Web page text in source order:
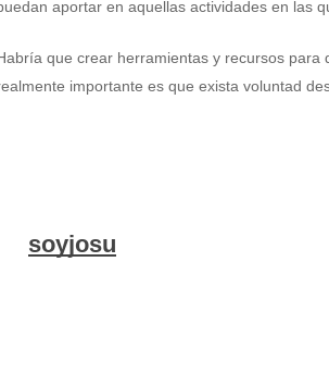
aportar en aquellas actividades en las
que crear herramientas y recursos
importante es que exista voluntad
soyjosu